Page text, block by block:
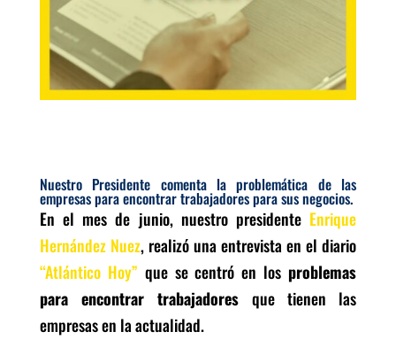
Nuestro Presidente comenta la problemática de las
empresas para encontrar trabajadores para sus negocios.
En el mes de junio, nuestro presidente Enrique
Hernández Nuez, realizó una entrevista en el diario
“Atlántico Hoy” que se centró en los problemas
para encontrar trabajadores que tienen las
empresas en la actualidad.